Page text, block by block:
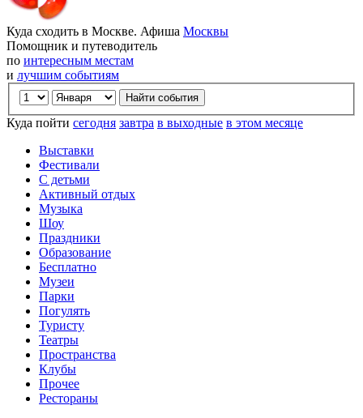
Куда сходить в Москве. Афиша Москвы
Помощник и путеводитель
по интересным местам
и лучшим событиям
Куда пойти сегодня завтра в выходные в этом месяце
Выставки
Фестивали
С детьми
Активный отдых
Музыка
Шоу
Праздники
Образование
Бесплатно
Музеи
Парки
Погулять
Туристу
Театры
Пространства
Клубы
Прочее
Рестораны